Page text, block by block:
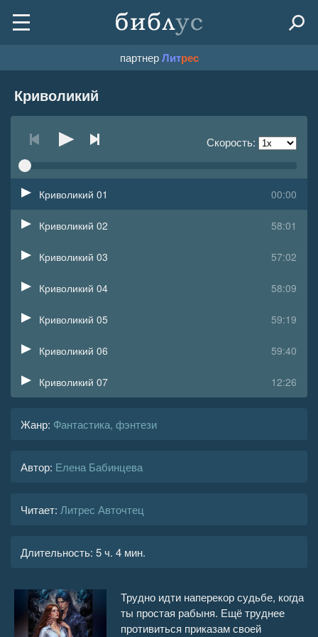
партнерЛитрес
Криволикий
Скорость:
00:00
Криволикий 01
58:01
Криволикий 02
57:02
Криволикий 03
58:09
Криволикий 04
59:19
Криволикий 05
59:40
Криволикий 06
12:26
Криволикий 07
Жанр: Фантастика, фэнтези
Автор: Елена Бабинцева
Читает: Литрес Авточтец
Длительность: 5 ч. 4 мин.
Трудно идти наперекор судьбе, когда
ты простая рабыня. Ещё труднее
противиться приказам своей